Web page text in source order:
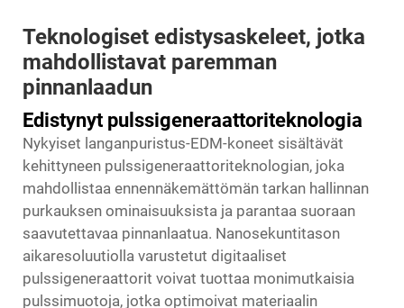
Teknologiset edistysaskeleet, jotka
mahdollistavat paremman
pinnanlaadun
Edistynyt pulssigeneraattoriteknologia
Nykyiset langanpuristus-EDM-koneet sisältävät
kehittyneen pulssigeneraattoriteknologian, joka
mahdollistaa ennennäkemättömän tarkan hallinnan
purkauksen ominaisuuksista ja parantaa suoraan
saavutettavaa pinnanlaatua. Nanosekuntitason
aikaresoluutiolla varustetut digitaaliset
pulssigeneraattorit voivat tuottaa monimutkaisia
pulssimuotoja, jotka optimoivat materiaalin